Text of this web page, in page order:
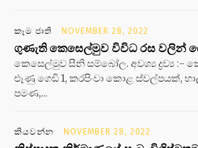
කෑම ජාති NOVEMBER 28, 2022
ගුණැති කෙසෙල්මුව විවිධ රස වලින්
කෙසෙල්මුව සීනි සම්බෝල. අවශ්‍ය ද්‍රව්‍ය :-
ළූණු ගෙඩි 1, කරපිංචා කොළ ස්වල්පයක්,
පමණ,...
කියවන්න NOVEMBER 28, 2022